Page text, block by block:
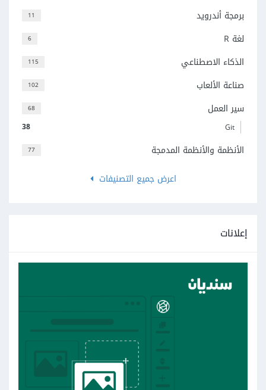
11 برمجة أندرويد
6 لغة R
115 الذكاء الاصطناعي
102 صناعة الألعاب
68 سير العمل
38 Git
77
الأنظمة والأنظمة المدمجة
اعرض جميع التصنيفات
إعلانات